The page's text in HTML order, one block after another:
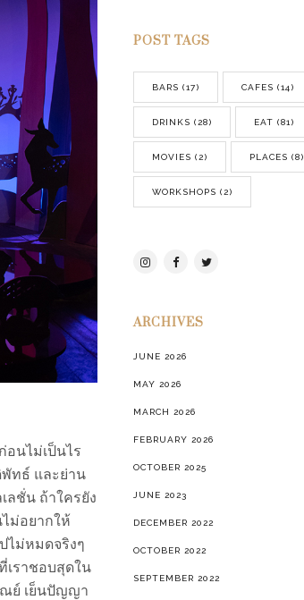
อนไม่เป็นไร
พัทธ์ และย่าน
ลชั่น ถ้าใครยัง
ม่อยากให้
ไม่หมดจริงๆ
เราชอบสุดใน
ณย์ เย็นปัญญา
POST TAGS
BARS (17) CAFES (14)
DRINKS (28) EAT (81)
MOVIES (2) PLACES (8)
WORKSHOPS (2)
ARCHIVES
JUNE 2026
MAY 2026
MARCH 2026
FEBRUARY 2026
OCTOBER 2025
JUNE 2023
DECEMBER 2022
OCTOBER 2022
SEPTEMBER 2022